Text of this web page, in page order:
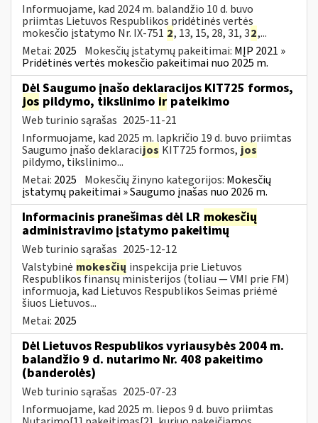
Informuojame, kad 2024 m. balandžio 10 d. buvo
priimtas Lietuvos Respublikos pridėtinės vertės
mokesčio įstatymo Nr. IX-751 2, 13, 15, 28, 31, 32,...
Metai: 2025 Mokesčių įstatymų pakeitimai: MĮP 2021 »
Pridėtinės vertės mokesčio pakeitimai nuo 2025 m.
Dėl Saugumo įnašo deklaracijos KIT725 formos,
jos pildymo, tikslinimo ir pateikimo
Web turinio sąrašas 2025-11-21
Informuojame, kad 2025 m. lapkričio 19 d. buvo priimtas
Saugumo įnašo deklaracijos KIT725 formos, jos
pildymo, tikslinimo...
Metai: 2025 Mokesčių žinyno kategorijos: Mokesčių
įstatymų pakeitimai » Saugumo įnašas nuo 2026 m.
Informacinis pranešimas dėl LR mokesčių
administravimo įstatymo pakeitimų
Web turinio sąrašas 2025-12-12
Valstybinė mokesčių inspekcija prie Lietuvos
Respublikos finansų ministerijos (toliau — VMI prie FM)
informuoja, kad Lietuvos Respublikos Seimas priėmė
šiuos Lietuvos...
Metai: 2025
Dėl Lietuvos Respublikos vyriausybės 2004 m.
balandžio 9 d. nutarimo Nr. 408 pakeitimo
(banderolės)
Web turinio sąrašas 2025-07-23
Informuojame, kad 2025 m. liepos 9 d. buvo priimtas